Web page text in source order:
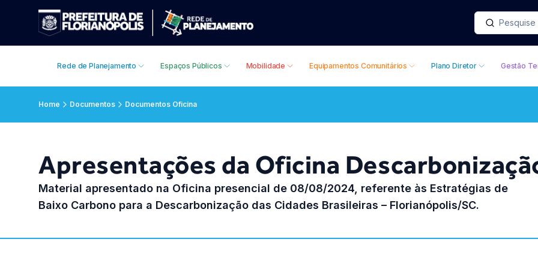
Rede de Planejamento Espaços Públicos Mobilidade Equipamentos Comunitários Plano Diretor Gestão
Home Documentos Documentos Oficina
Apresentações da Oficina
Material apresentado na Oficina presencial de 08/08/2024, referente às Estratégias de
Baixo Carbono para a Descarbonização das Cidades Brasileiras – Florianópolis/SC.